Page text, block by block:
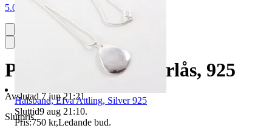
5.0
Pärlcollie med silverlås, 925
Avslutad 7 jun 21:21
Slutpris
Halsband, Efva Attling, Silver 925
Sluttid9 aug 21:10.
Pris:750 kr,Ledande bud.